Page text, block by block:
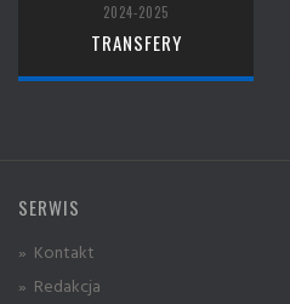
2024-2025
TRANSFERY
SERWIS
» Kontakt
» Redakcja